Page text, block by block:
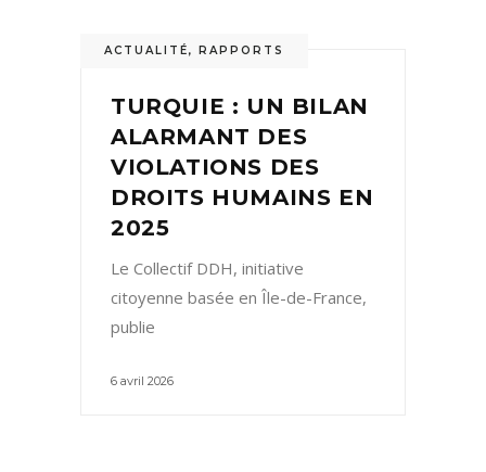
ACTUALITÉ, RAPPORTS
TURQUIE : UN BILAN
ALARMANT DES
VIOLATIONS DES
DROITS HUMAINS EN
2025
Le Collectif DDH, initiative
citoyenne basée en Île-de-France,
publie
6 avril 2026